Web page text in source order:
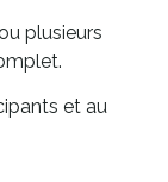
plusieurs
et au